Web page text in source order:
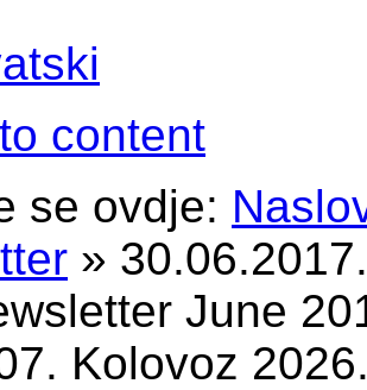
content
se ovdje:
»
June
Kolovoz